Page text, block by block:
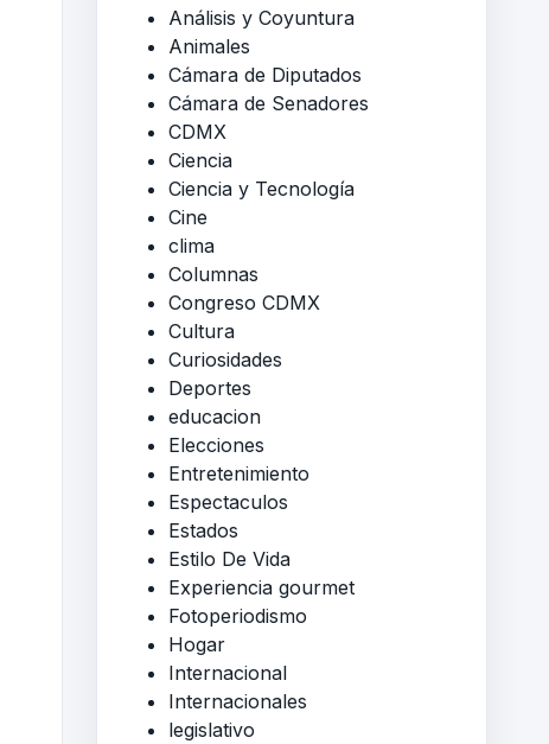
Análisis y Coyuntura
Animales
Cámara de Diputados
Cámara de Senadores
CDMX
Ciencia
Ciencia y Tecnología
Cine
clima
Columnas
Congreso CDMX
Cultura
Curiosidades
Deportes
educacion
Elecciones
Entretenimiento
Espectaculos
Estados
Estilo De Vida
Experiencia gourmet
Fotoperiodismo
Hogar
Internacional
Internacionales
legislativo